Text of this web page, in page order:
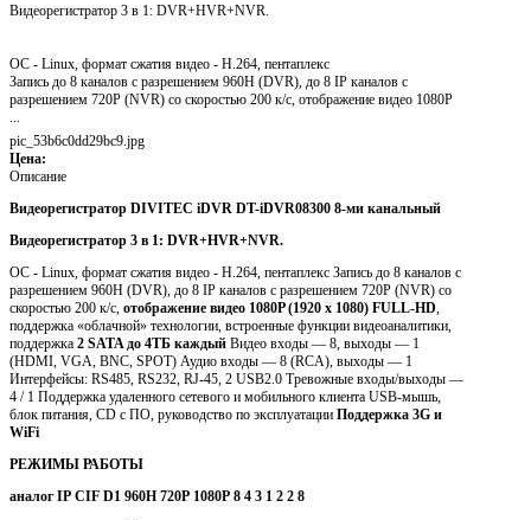
Видеорегистратор 3 в 1: DVR+HVR+NVR.
ОС - Linux, формат сжатия видео - H.264, пентаплекс
Запись до 8 каналов с разрешением 960H (DVR), до 8 IP каналов с
разрешением 720Р (NVR) со скоростью 200 к/c, отображение видео 1080P
pic_53b6c0dd29bc9.jpg
Цена:
Описание
Видеорегистратор DIVITEC iDVR DT-iDVR08300 8-ми канальный
Видеорегистратор 3 в 1: DVR+HVR+NVR.
ОС - Linux, формат сжатия видео - H.264, пентаплекс Запись до 8 каналов с
разрешением 960H (DVR), до 8 IP каналов с разрешением 720Р (NVR) со
скоростью 200 к/c, отображение видео 1080P (1920 x 1080) FULL-HD
поддержка «облачной» технологии, встроенные функции видеоаналитики,
поддержка 2 SATA до 4ТБ каждый Видео входы — 8, выходы — 1
(HDMI, VGA, BNC, SPOT) Аудио входы — 8 (RCA), выходы — 1
Интерфейсы: RS485, RS232, RJ-45, 2 USB2.0 Тревожные входы/выходы —
4 / 1 Поддержка удаленного сетевого и мобильного клиента USB-мышь,
блок питания, CD с ПО, руководство по эксплуатации Поддержка 3G и
WiFi
РЕЖИМЫ РАБОТЫ
аналог IP CIF D1 960H 720P 1080P 8 4 3 1 2 2 8